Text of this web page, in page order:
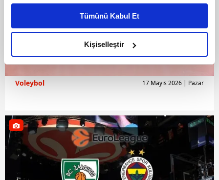
daha iyi reklam deneyimi yaşatabiliriz. Bunu yaparken
amacımızın size daha iyi bir reklam deneyimi sunmak
olduğunu ve sizlere en iyi içerikleri sunabilmek adına
elimizden gelen çabayı gösterdiğimizi ve bu noktada,
reklamların maliyetlerimizi karşılamak noktasında tek gelir
kalemimiz olduğunu sizlere hatırlatmak isteriz.
takdirde, kullanıcılara hedefli reklamlar
gösterilmeyecektir."
Sizlere daha iyi bir hizmet sunabilmek için İnternet
Sitemizde kendimize ve üçüncü kişilere ait çerezler
kullanılmaktadır. Bu çerezler vasıtasıyla çeşitli kişisel
Tümünü Kabul Et
Kişiselleştir
Voleybol 17 Mayıs 2026 | Pazar